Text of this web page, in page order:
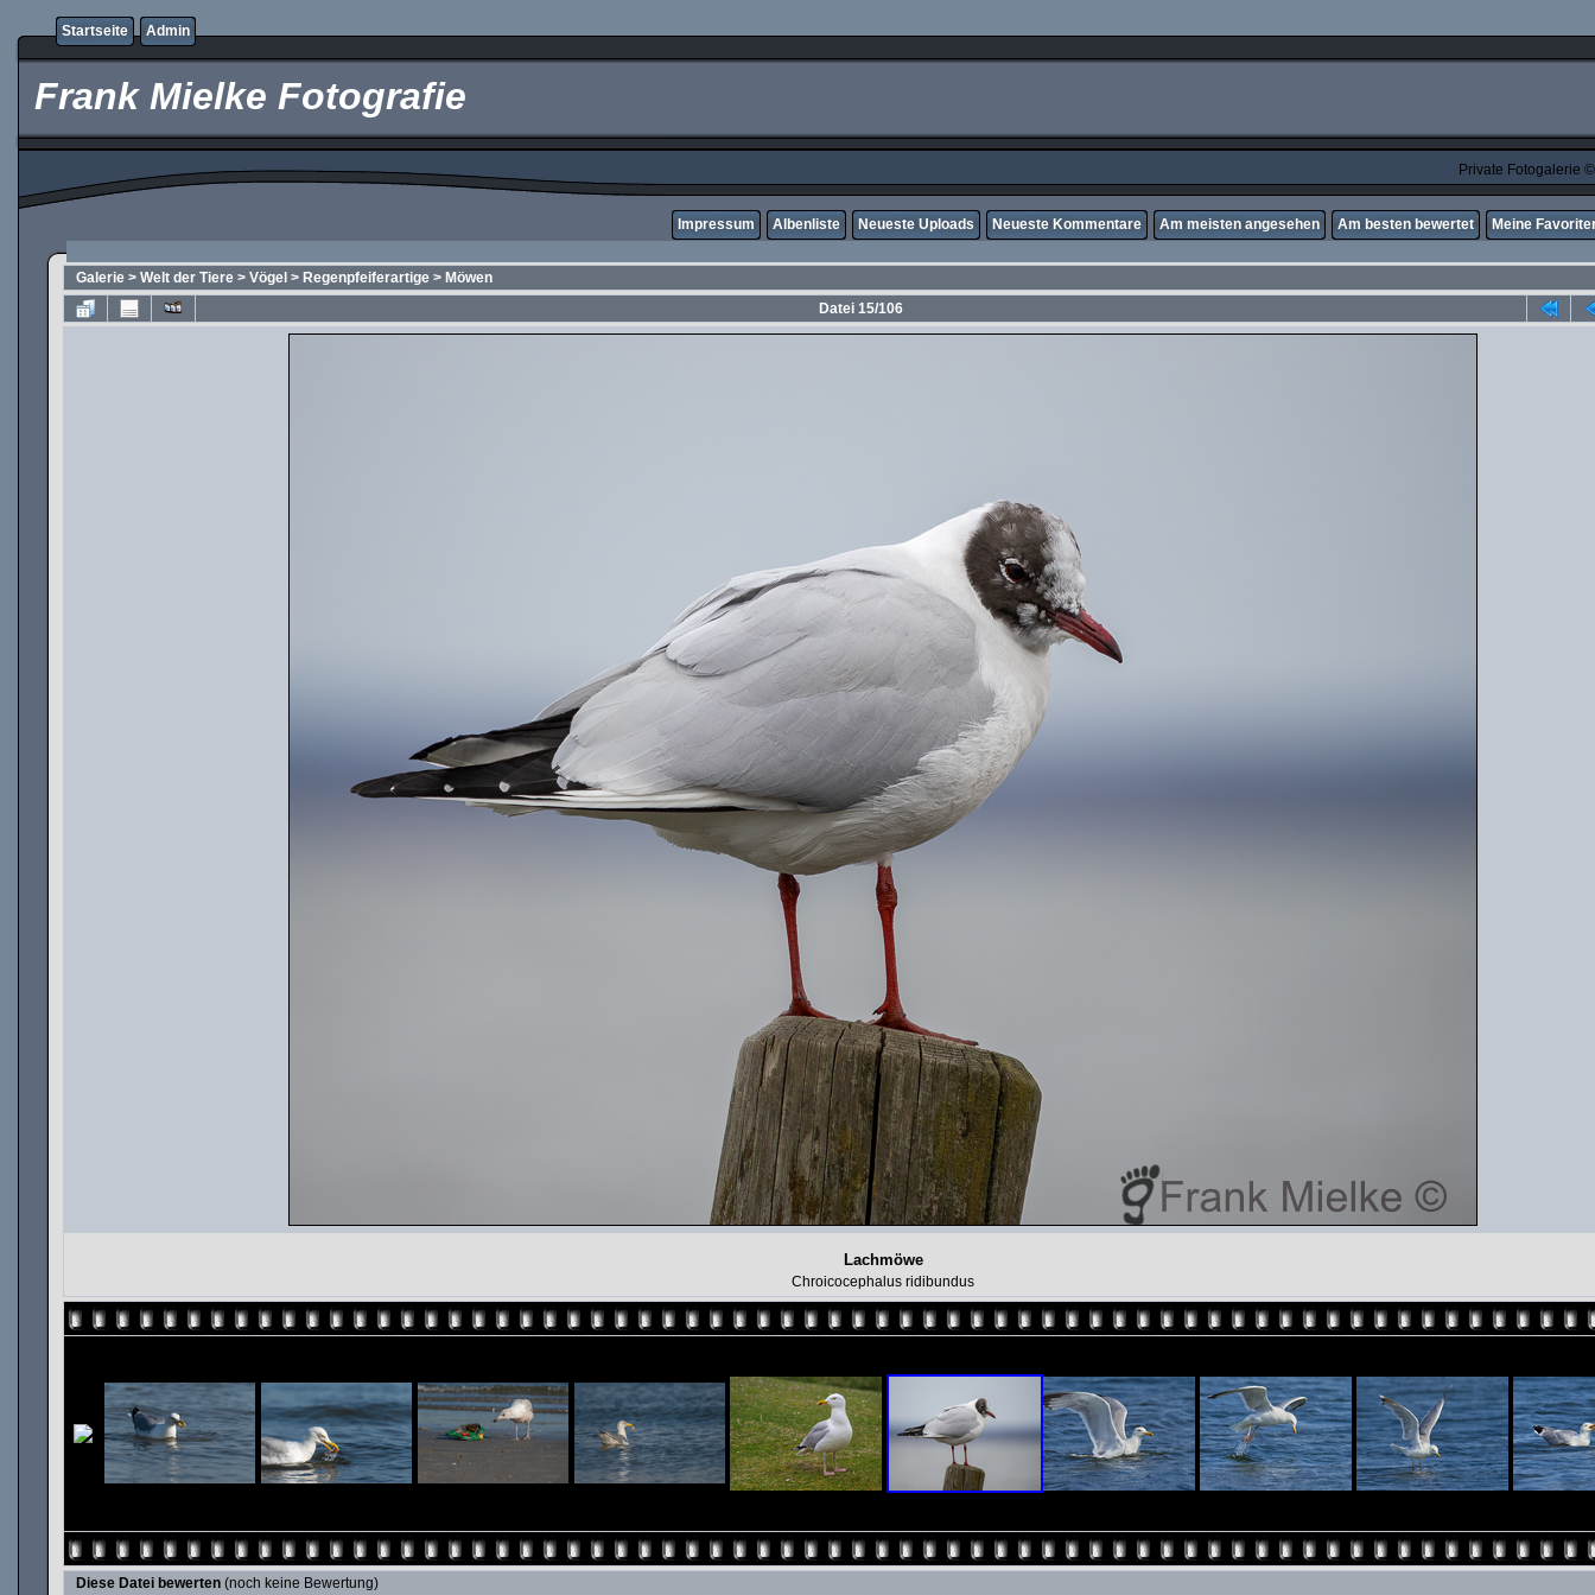
Startseite Admin
Frank Mielke Fotografie
Private Fotogalerie
Impressum Albenliste Neueste Uploads Neueste Kommentare Am meisten angesehen Am besten bewertet Meine
Galerie > Welt der Tiere > Vögel > Regenpfeiferartige > Möwen
Datei 15/106
Lachmöwe
Chroicocephalus ridibundus
Diese Datei bewerten (noch keine Bewertung)